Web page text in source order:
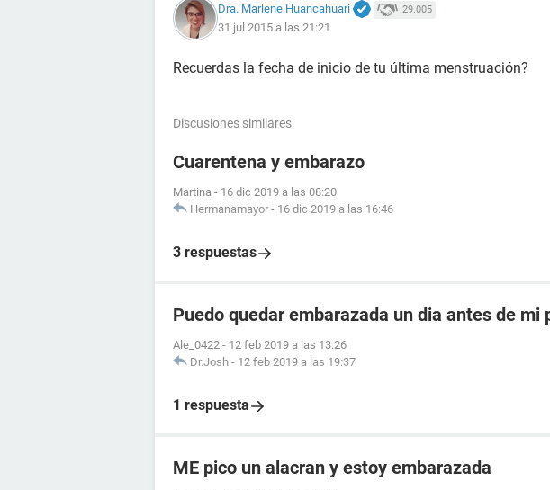
Dra. Marlene Huancahuari 29.005
31 jul 2015 a las 21:21
Recuerdas la fecha de inicio de tu última menstruación?
Discusiones similares
Cuarentena y embarazo
Martina - 16 dic 2019 a las 08:20
Hermanamayor - 16 dic 2019 a las 16:46
3 respuestas
Puedo quedar embarazada un dia antes de mi
Ale_0422 - 12 feb 2019 a las 13:26
Dr.Josh - 12 feb 2019 a las 19:37
1 respuesta
ME pico un alacran y estoy embarazada